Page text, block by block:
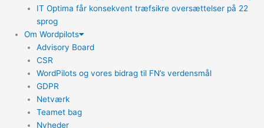
IT Optima får konsekvent træfsikre oversættelser på 22
sprog
Om Wordpilots
Advisory Board
CSR
WordPilots og vores bidrag til FN’s verdensmål
GDPR
Netværk
Teamet bag
Nyheder